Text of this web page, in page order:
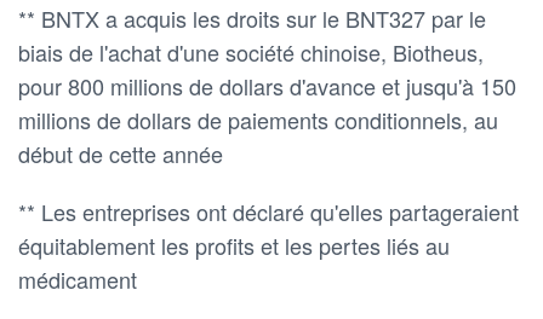
** BNTX a acquis les droits sur le BNT327 par le
biais de l'achat d'une société chinoise, Biotheus,
pour 800 millions de dollars d'avance et jusqu'à 150
millions de dollars de paiements conditionnels, au
début de cette année
** Les entreprises ont déclaré qu'elles partageraient
équitablement les profits et les pertes liés au
médicament